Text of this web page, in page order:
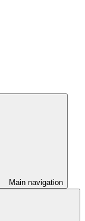
Main navigation